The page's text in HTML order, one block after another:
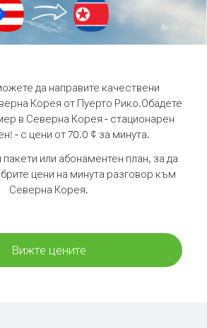
да направите качествени
Корея от Пуерто Рико.Обадете
в Северна Корея - стационарен
- с цени от 70.0 ¢ за минута.
или абонаментен план, за да
цени на минута разговор към
Северна Корея.
Вижте цените